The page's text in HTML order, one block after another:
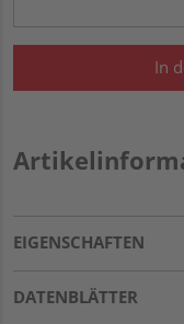
In
EIGENSCHAFTEN
DATENBLÄTTER